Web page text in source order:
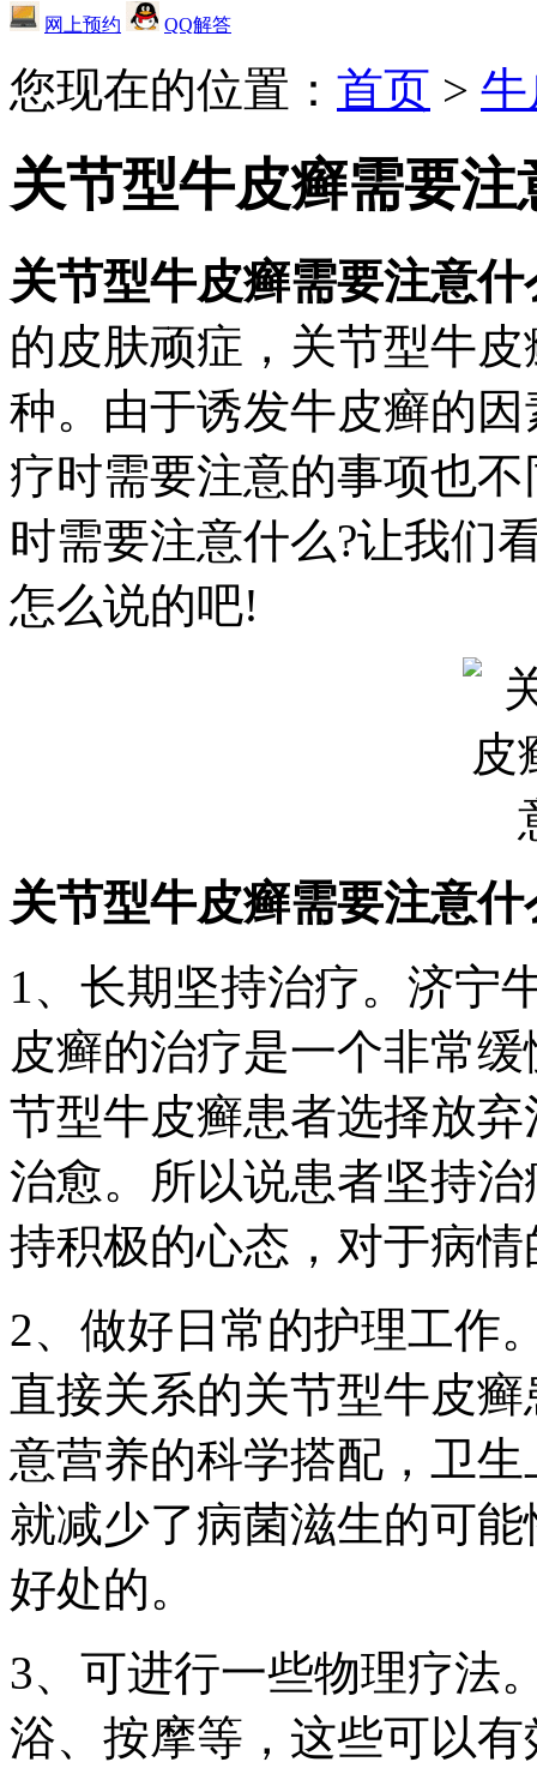
网上预约
QQ解答
您现在的位置： 首页 >
关节型牛皮癣需要注
关节型牛皮癣需要注意什
的皮肤顽症，关节型牛
种。由于诱发牛皮癣的
疗时需要注意的事项也
时需要注意什么?让我们
怎么说的吧!
关节型牛皮癣需要注意什
1、长期坚持治疗。济宁
皮癣的治疗是一个非常
节型牛皮癣患者选择放
治愈。所以说患者坚持
持积极的心态，对于病
2、做好日常的护理工作
直接关系的关节型牛皮
意营养的科学搭配，卫
就减少了病菌滋生的可
好处的。
3、可进行一些物理疗法
浴、按摩等，这些可以